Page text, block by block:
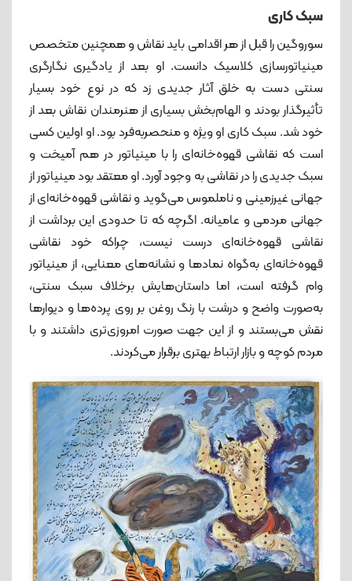
سبک کاری
سوروگین را قبل از هر اقدامی باید نقاش و همچنین متخصص
مینیاتورسازی کلاسیک دانست. او بعد از یادگیری نگارگری
سنتی دست به خلق آثار جدیدی زد که در نوع خود بسیار
تأثیرگذار بودند و الهام‌بخش بسیاری از هنرمندان نقاش بعد از
خود شد. سبک کاری او ویژه‌ و منحصربه‌فرد بود. او اولین کسی
ا‌ست که نقاشی قهوه‌خانه‌ای‌ را با مینیاتور در هم آمیخت و
سبک جدیدی را در نقاشی به وجود آورد. او معتقد بود مینیاتور از
جهانی غیرزمینی و ناملموس می‌گوید و نقاشی قهوه‌خانه‌ای از
جهانی مردمی و عامیانه. اگرچه که تا حدودی این برداشت از
نقاشی قهوه‌خانه‌ای درست نیست، چراکه خود نقاشی
قهوه‌خانه‌ای به‌گواه نمادها و نشانه‌های معنایی، از مینیاتور
وام گرفته است، اما داستان‌هایش برخلاف سبک سنتی،
به‌صورت واضح و درشت با رنگ روغن بر روی پرده‌ها و دیوارها
نقش می‌بستند و از این جهت صورت امروزی‌تری داشتند و با
مردم کوچه و بازار ارتباط بهتری برقرار می‌کردند.